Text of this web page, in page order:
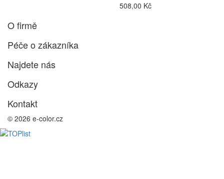
508,00 Kč
O firmě
Péče o zákazníka
Najdete nás
Odkazy
Kontakt
© 2026 e-color.cz